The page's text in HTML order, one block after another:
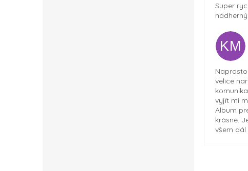
Super
KM
velice
vyjít mi
Album
krásné.
všem dál